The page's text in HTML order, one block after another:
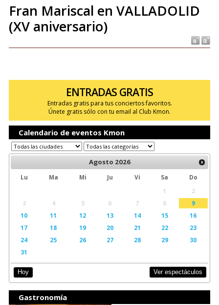
Fran Mariscal en VALLADOLID
(XV aniversario)
ENTRADAS GRATIS
Entradas gratis para tus conciertos favoritos.
Únete gratis sólo con tu email al Club Kmon.
Calendario de eventos Kmon
Agosto 2026
Lu Ma Mi Ju Vi Sa
Do
1
2
3
4 5 6 7 8
9
10
11 12 13 14 15
16
17
18 19 20 21 22
23
24
25 26 27 28 29
30
31
Hoy Ver espectáculos
Gastronomía